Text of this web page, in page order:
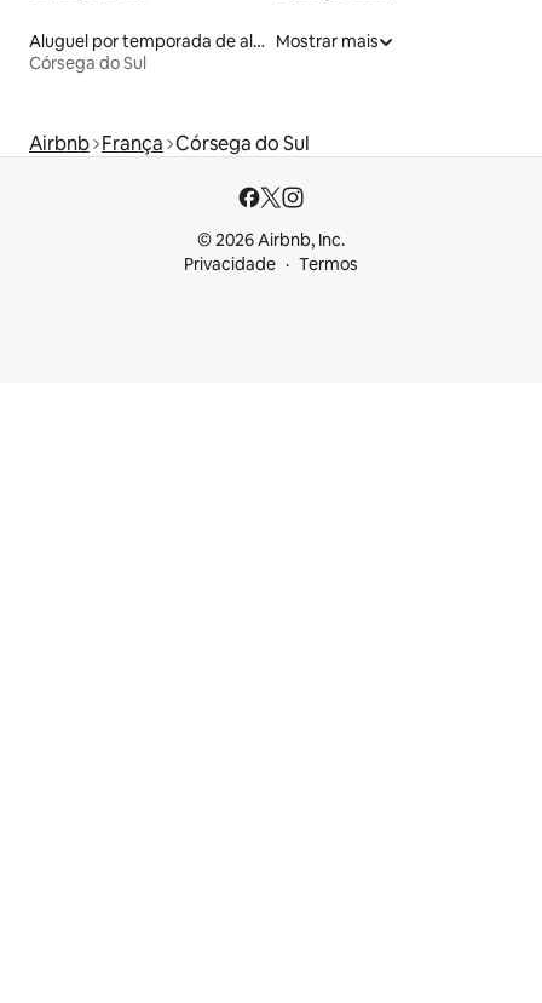
Aluguel por temporada de alojamentos ecológicos
Córsega do Sul
Mostrar mais
Airbnb França Córsega do Sul
© 2026 Airbnb, Inc.
Privacidade
Termos